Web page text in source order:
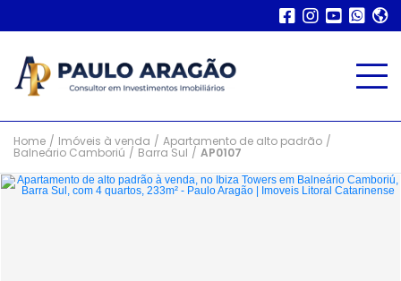
Home / Imóveis à venda / Apartamento de alto padrão /
Balneário Camboriú / Barra Sul / AP0107